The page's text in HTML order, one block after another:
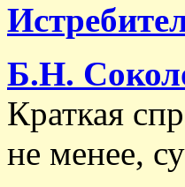
Б.Н.
Краткая
не менее,